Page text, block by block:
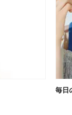
クセ